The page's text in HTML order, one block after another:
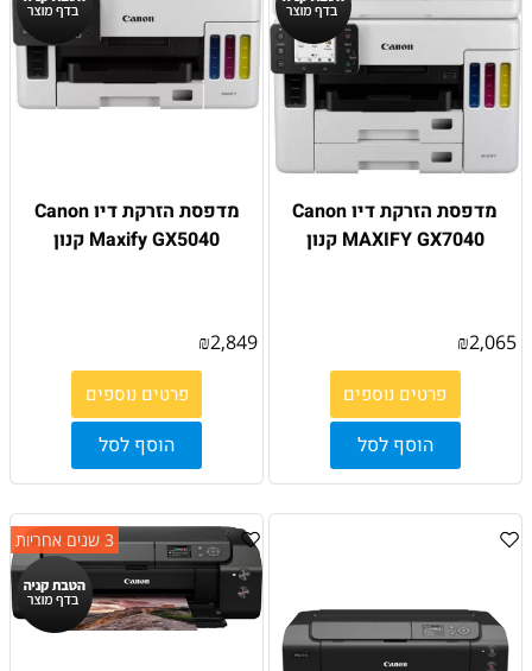
מדפסת הזרקת דיו Canon
MAXIFY GX7040 קנון
₪2,065
פרטים נוספים
הוסף לסל
מדפסת הזרקת דיו Canon
Maxify GX5040 קנון
₪2,849
פרטים נוספים
הוסף לסל
3 שנים אחריות